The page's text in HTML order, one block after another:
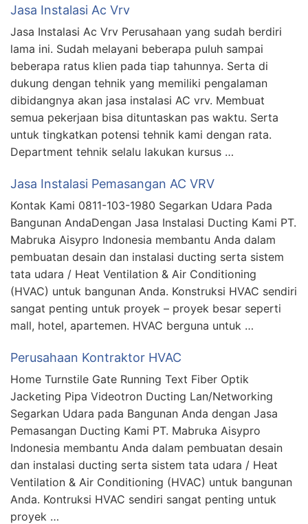
Jasa Instalasi Ac Vrv
Jasa Instalasi Ac Vrv Perusahaan yang sudah berdiri
lama ini. Sudah melayani beberapa puluh sampai
beberapa ratus klien pada tiap tahunnya. Serta di
dukung dengan tehnik yang memiliki pengalaman
dibidangnya akan jasa instalasi AC vrv. Membuat
semua pekerjaan bisa dituntaskan pas waktu. Serta
untuk tingkatkan potensi tehnik kami dengan rata.
Department tehnik selalu lakukan kursus …
Jasa Instalasi Pemasangan AC VRV
Kontak Kami 0811-103-1980 Segarkan Udara Pada
Bangunan AndaDengan Jasa Instalasi Ducting Kami PT.
Mabruka Aisypro Indonesia membantu Anda dalam
pembuatan desain dan instalasi ducting serta sistem
tata udara / Heat Ventilation & Air Conditioning
(HVAC) untuk bangunan Anda. Konstruksi HVAC sendiri
sangat penting untuk proyek – proyek besar seperti
mall, hotel, apartemen. HVAC berguna untuk …
Perusahaan Kontraktor HVAC
Home Turnstile Gate Running Text Fiber Optik
Jacketing Pipa Videotron Ducting Lan/Networking
Segarkan Udara pada Bangunan Anda dengan Jasa
Pemasangan Ducting Kami PT. Mabruka Aisypro
Indonesia membantu Anda dalam pembuatan desain
dan instalasi ducting serta sistem tata udara / Heat
Ventilation & Air Conditioning (HVAC) untuk bangunan
Anda. Kontruksi HVAC sendiri sangat penting untuk
proyek …